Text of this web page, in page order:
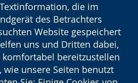
die im
des Betrachters
Website gespeichert
uns und Dritten dabei,
bereitzustellen
wie unsere Seiten benutzt